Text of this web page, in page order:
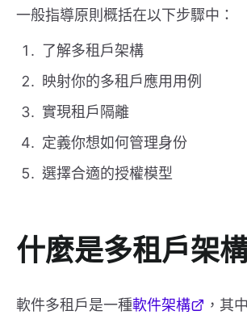
一般指導原則概括在以下步驟中：
了解多租戶架構
映射你的多租戶應用用例
實現租戶隔離
定義你想如何管理身份
選擇合適的授權模型
什麼是多租戶架
軟件多租戶是一種軟件架構 ，其